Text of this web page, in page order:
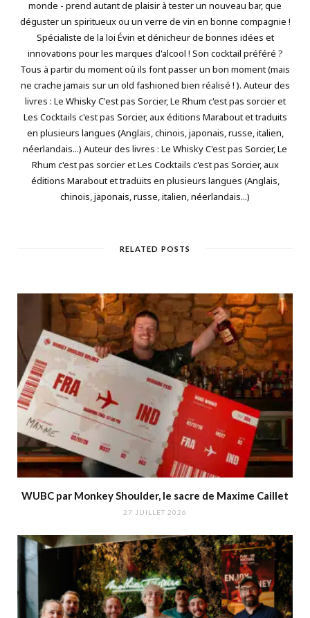
monde - prend autant de plaisir à tester un nouveau bar, que
déguster un spiritueux ou un verre de vin en bonne compagnie !
Spécialiste de la loi Évin et dénicheur de bonnes idées et
innovations pour les marques d'alcool ! Son cocktail préféré ?
Tous à partir du moment où ils font passer un bon moment (mais
ne crache jamais sur un old fashioned bien réalisé ! ). Auteur des
livres : Le Whisky C'est pas Sorcier, Le Rhum c'est pas sorcier et
Les Cocktails c'est pas Sorcier, aux éditions Marabout et traduits
en plusieurs langues (Anglais, chinois, japonais, russe, italien,
néerlandais...) Auteur des livres : Le Whisky C'est pas Sorcier, Le
Rhum c'est pas sorcier et Les Cocktails c'est pas Sorcier, aux
éditions Marabout et traduits en plusieurs langues (Anglais,
chinois, japonais, russe, italien, néerlandais...)
RELATED POSTS
WUBC par Monkey Shoulder, le sacre de Maxime Caillet
27 JUILLET 2026